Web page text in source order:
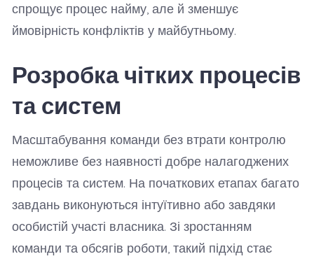
спрощує процес найму, але й зменшує
ймовірність конфліктів у майбутньому.
Розробка чітких процесів
та систем
Масштабування команди без втрати контролю
неможливе без наявності добре налагоджених
процесів та систем. На початкових етапах багато
завдань виконуються інтуїтивно або завдяки
особистій участі власника. Зі зростанням
команди та обсягів роботи, такий підхід стає